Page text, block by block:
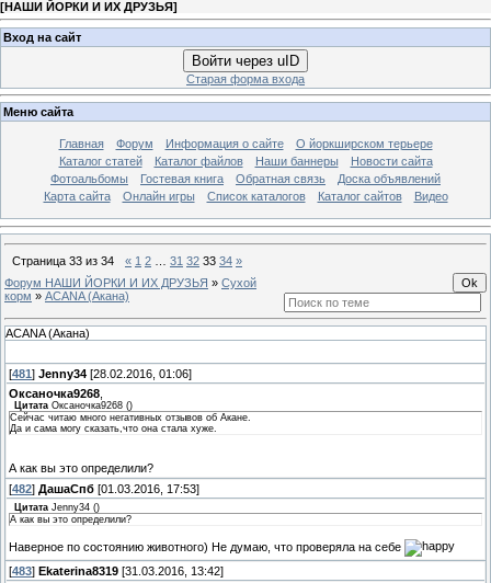
[НАШИ ЙОРКИ И ИХ ДРУЗЬЯ]
Вход на сайт
Войти через uID
Старая форма входа
Меню сайта
Главная Форум Информация о сайте
О йоркширском терьере
Каталог статей
Каталог файлов Наши баннеры
Новости сайта
Фотоальбомы
Гостевая книга Обратная связь
Доска объявлений
Карта сайта
Онлайн игры Список каталогов Каталог сайтов Видео
Страница 33 из 34 « 1 2 31 32 33 34 »
Форум НАШИ ЙОРКИ И ИХ ДРУЗЬЯ » Сухой
корм » ACANA (Акана)
ACANA (Акана)
[481 ] Jenny34 [28.02.2016, 01:06]
Оксаночка9268
Цитата Оксаночка9268 ()
Сейчас читаю много негативных отзывов об Акане.
Да и сама могу сказать,что она стала хуже.
А как вы это определили?
[482] ДашаСпб [01.03.2016, 17:53]
Цитата Jenny34 ()
А как вы это определили?
Наверное по состоянию животного) Не думаю, что проверяла на себе
[483] Ekaterina8319 [31.03.2016, 13:42]